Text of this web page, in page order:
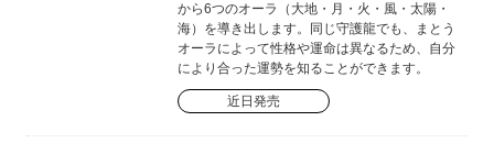
から6つのオーラ（大地・月・火・風・太陽・
海）を導き出します。同じ守護龍でも、まとう
オーラによって性格や運命は異なるため、自分
により合った運勢を知ることができます。
近日発売